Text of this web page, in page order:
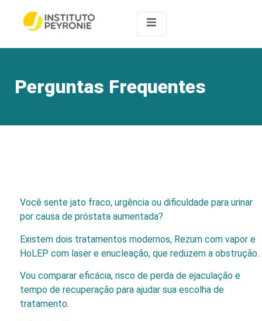
Perguntas Frequentes
Você sente jato fraco, urgência ou dificuldade para urinar
por causa de próstata aumentada?
Existem dois tratamentos modernos, Rezum com vapor e
HoLEP com laser e enucleação, que reduzem a obstrução.
Vou comparar eficácia, risco de perda de ejaculação e
tempo de recuperação para ajudar sua escolha de
tratamento.